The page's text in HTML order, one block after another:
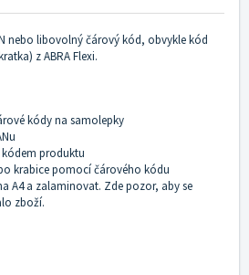
nebo libovolný čárový kód, obvykle kód
z ABRA Flexi.
kódy na samolepky
produktu
krabice pomocí čárového kódu
A4 a zalaminovat. Zde pozor, aby se
zboží.